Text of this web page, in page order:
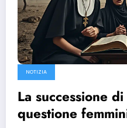
NOTIZIA
La successione
questione